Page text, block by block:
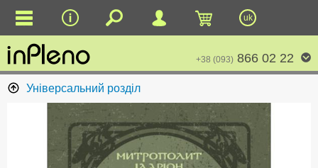
uk
+38 (093) 866 02 22
Універсальний розділ